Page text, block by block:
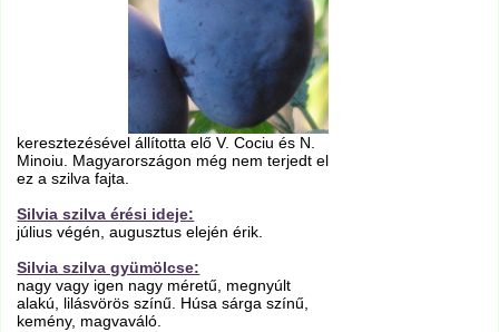
keresztezésével állította elő V. Cociu és N.
Minoiu. Magyarországon még nem terjedt el
ez a szilva fajta.
Silvia szilva érési ideje:
július végén, augusztus elején érik.
Silvia szilva gyümölcse:
nagy vagy igen nagy méretű, megnyúlt
alakú, lilásvörös színű. Húsa sárga színű,
kemény, magvaváló.